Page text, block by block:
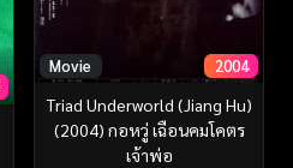
Movie 2004
Triad Underworld (Jiang Hu)
(2004) กอหวู่ เฉือนคมโคตร
เจ้าพ่อ